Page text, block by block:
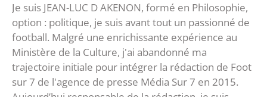
Je suis JEAN-LUC D AKENON, formé en Philosophie,
option : politique, je suis avant tout un passionné de
football. Malgré une enrichissante expérience au
Ministère de la Culture, j'ai abandonné ma
trajectoire initiale pour intégrer la rédaction de Foot
sur 7 de l'agence de presse Média Sur 7 en 2015.